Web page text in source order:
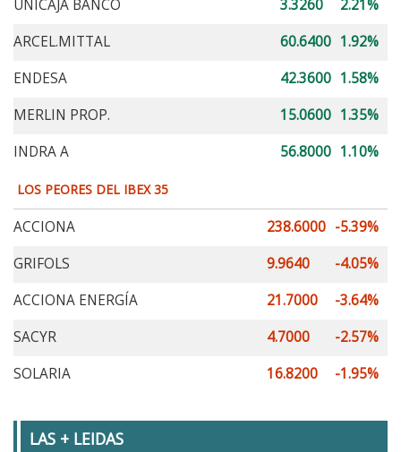
UNICAJA BANCO 3.3260
2.21%
ARCEL.MITTAL
60.6400 1.92%
ENDESA
42.3600 1.58%
MERLIN PROP.
15.0600 1.35%
INDRA A
56.8000 1.10%
LOS PEORES DEL IBEX 35
ACCIONA 238.6000 -5.39%
GRIFOLS
9.9640
-4.05%
ACCIONA ENERGÍA
21.7000
-3.64%
SACYR
4.7000
-2.57%
SOLARIA
16.8200 -1.95%
LAS + LEIDAS